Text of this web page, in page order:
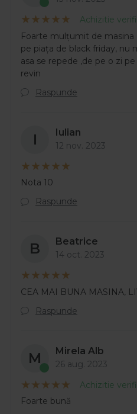
Achizitie
Foarte mulțumit de
pe piața de black friday, nu
asa se repede ,de pe o zi
revin
Raspunde
I Iulian
12 nov. 2023
Nota 10
Raspunde
B Beatrice
14 oct. 2023
CEA MAI BUNA MASINA,
Raspunde
M Mirela Alb
26 aug. 2023
Achizitie
Foarte bună